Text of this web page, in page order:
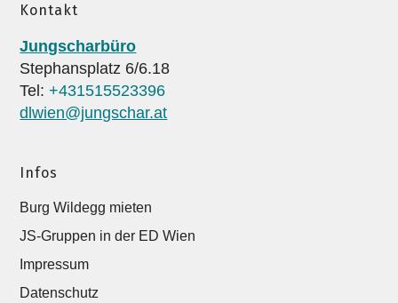
Kontakt
Jungscharbüro
Stephansplatz 6/6.18
Tel:+431515523396
dlwien@jungschar.at
Infos
Burg Wildegg mieten
JS-Gruppen in der ED Wien
Impressum
Datenschutz